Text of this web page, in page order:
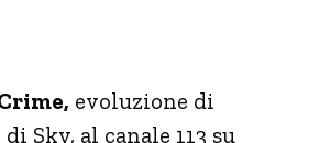
evoluzione di
Sky, al canale 113 su